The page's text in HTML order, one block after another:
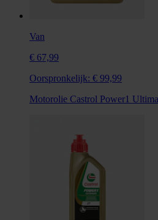
Van
€ 67,99
Oorspronkelijk: € 99,99
Motorolie Castrol Power1